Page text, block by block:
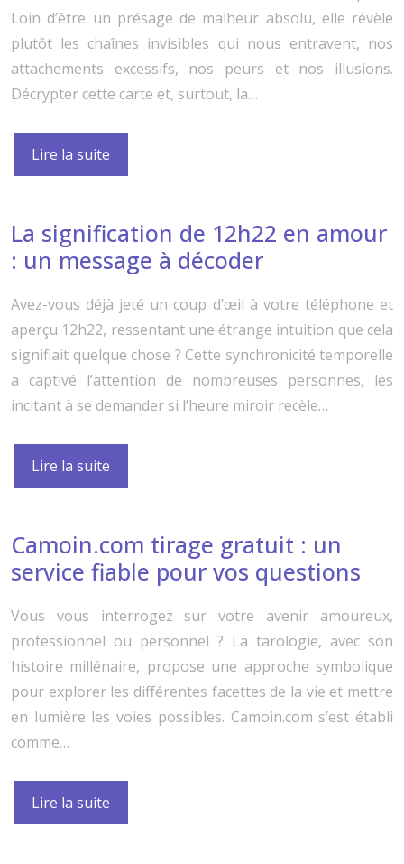
Loin d’être un présage de malheur absolu, elle révèle
plutôt les chaînes invisibles qui nous entravent, nos
attachements excessifs, nos peurs et nos illusions.
Décrypter cette carte et, surtout, la…
Lire la suite
La signification de 12h22 en amour
: un message à décoder
Avez-vous déjà jeté un coup d’œil à votre téléphone et
aperçu 12h22, ressentant une étrange intuition que cela
signifiait quelque chose ? Cette synchronicité temporelle
a captivé l’attention de nombreuses personnes, les
incitant à se demander si l’heure miroir recèle…
Lire la suite
Camoin.com tirage gratuit : un
service fiable pour vos questions
Vous vous interrogez sur votre avenir amoureux,
professionnel ou personnel ? La tarologie, avec son
histoire millénaire, propose une approche symbolique
pour explorer les différentes facettes de la vie et mettre
en lumière les voies possibles. Camoin.com s’est établi
comme…
Lire la suite